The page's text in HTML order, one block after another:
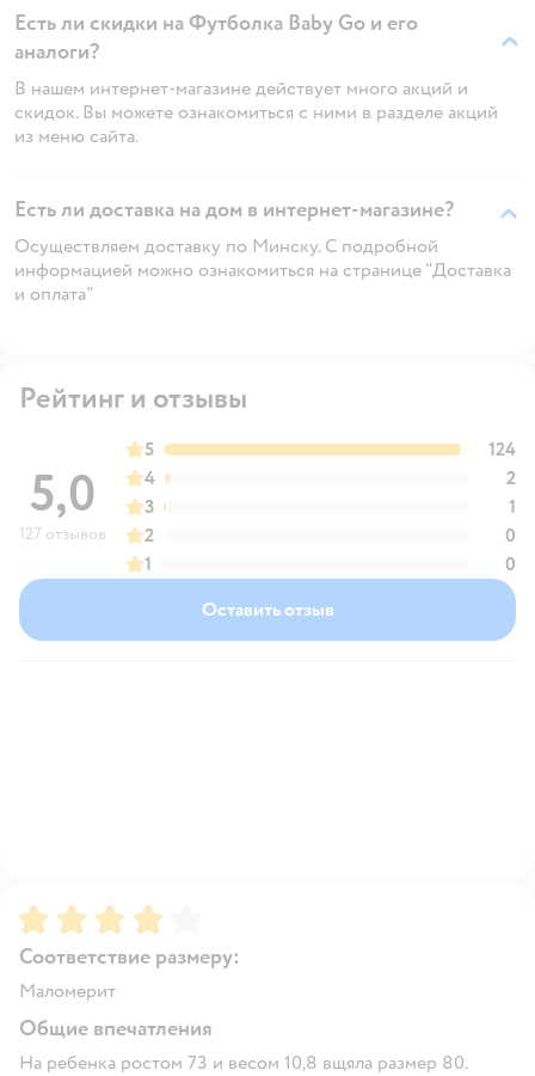
Есть ли скидки на Футболка Baby Gо и его
аналоги?
В нашем интернет-магазине действует много акций и
скидок. Вы можете ознакомиться с ними в разделе акций
из меню сайта.
Есть ли доставка на дом в интернет-магазине?
Осуществляем доставку по Минску. С подробной
информацией можно ознакомиться на странице "Доставка
и оплата"
Рейтинг и отзывы
5,0
127 отзывов
5
124
4
2
3
1
2
0
1
0
Оставить отзыв
Рейтинг:4
Соответствие размеру:
Маломерит
Общие впечатления
На ребенка ростом 73 и весом 10,8 вщяла размер 80.